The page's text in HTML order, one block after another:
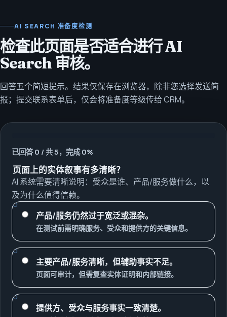
AI SEARCH 准备度检测
检查此页面是否适合进行 AI
Search 审核。
回答五个简短提示。结果仅保存在浏览器，除非您选择发送简
报；提交联系表单后，仅会将准备度等级传给 CRM。
已回答 0 / 共 5，完成 0%
页面上的实体叙事有多清晰？
AI 系统需要清晰说明：受众是谁、产品/服务做什么，以
及为什么值得信赖。
产品/服务仍然过于宽泛或混杂。
在测试前需明确服务、受众和提供方的关键信息。
主要产品/服务清晰，但辅助事实不足。
页面可审计，但需复查实体证明和内部链接。
提供方、受众与服务事实一致清楚。